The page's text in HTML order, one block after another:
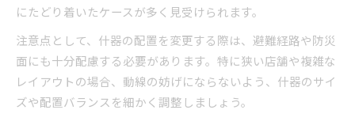
にたどり着いたケースが多く見受けられます。
注意点として、什器の配置を変更する際は、避難経路や防災
面にも十分配慮する必要があります。特に狭い店舗や複雑な
レイアウトの場合、動線の妨げにならないよう、什器のサイ
ズや配置バランスを細かく調整しましょう。